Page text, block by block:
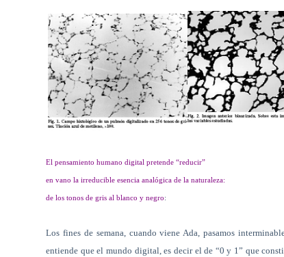
El pensamiento humano digital pretende “reducir”
en vano la irreducible esencia analógica de la naturaleza:
de los tonos de gris al blanco y negro:
Los fines de semana, cuando viene Ada, pasamos
entiende que el mundo digital, es decir el de “0 y 1” que